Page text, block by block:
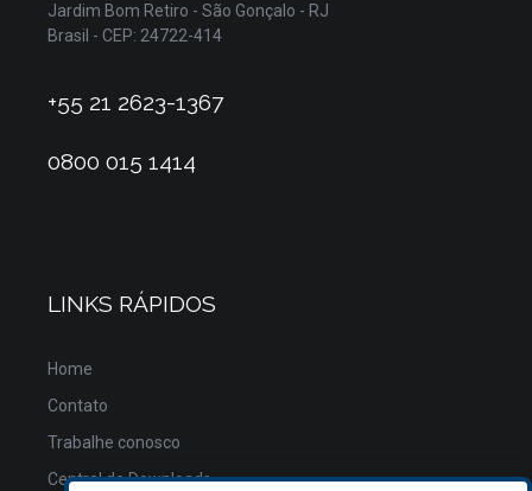
Jardim Bom Retiro - São Gonçalo - RJ
Brasil - CEP: 24722-414
+55 21 2623-1367
0800 015 1414
LINKS RÁPIDOS
Home
Contato
Trabalhe conosco
Central de Downloads